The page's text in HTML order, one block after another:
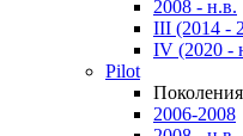
2008 - н.в.
III (2014 -
IV (2020 -
Pilot
2006-2008